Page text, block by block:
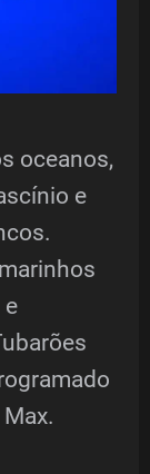
oceanos,
e
e